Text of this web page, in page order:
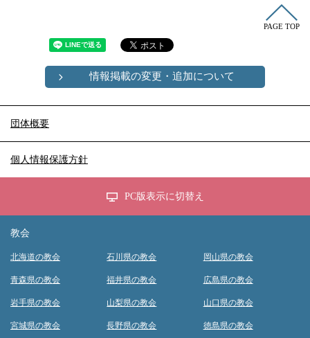
PAGE TOP
情報掲載の変更・追加について
団体概要
個人情報保護方針
PC版表示に切替え
教会
北海道の教会
青森県の教会
岩手県の教会
宮城県の教会
石川県の教会
福井県の教会
山梨県の教会
長野県の教会
岡山県の教会
広島県の教会
山口県の教会
徳島県の教会